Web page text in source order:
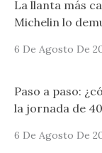
La llanta más
Michelin lo
6 De Agosto De
Paso a paso:
la jornada de
6 De Agosto De